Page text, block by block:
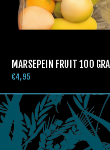
MARSEPEIN FRUIT 100
€4,95